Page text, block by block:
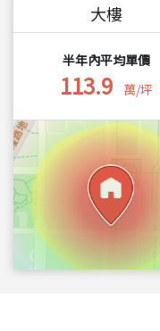
大樓
半年內平均單價
113.9 萬/坪